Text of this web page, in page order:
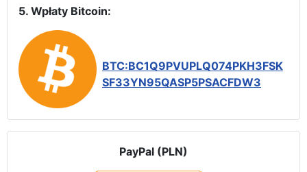
5. Wpłaty Bitcoin:
BTC:BC1Q9PVUPLQ074PKH3FSK
SF33YN95QASP5PSACFDW3
PayPal (PLN)